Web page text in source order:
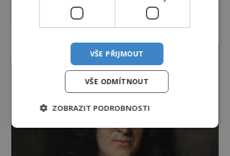
VŠE PŘIJMOUT
VŠE ODMÍTNOUT
ZOBRAZIT PODROBNOSTI